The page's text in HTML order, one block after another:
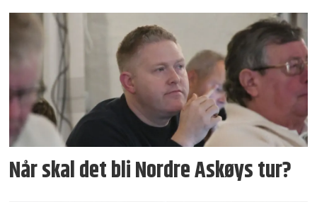
Når skal det bli Nordre Askøys tur?